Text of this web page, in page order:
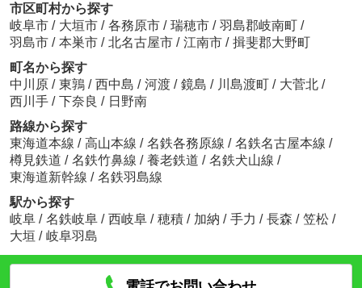
市区町村から探す
岐阜市 / 大垣市 / 各務原市 / 瑞穂市 / 羽島郡岐南町 /
羽島市 / 本巣市 / 北名古屋市 / 江南市 / 揖斐郡大野町
町名から探す
中川原 / 東鶉 / 西中島 / 河渡 / 鏡島 / 川島渡町 / 大菅北 /
西川手 / 下奈良 / 日野南
路線から探す
東海道本線 / 高山本線 / 名鉄各務原線 / 名鉄名古屋本線 /
樽見鉄道 / 名鉄竹鼻線 / 養老鉄道 / 名鉄犬山線 /
東海道新幹線 / 名鉄羽島線
駅から探す
岐阜 / 名鉄岐阜 / 西岐阜 / 穂積 / 加納 / 手力 / 長森 / 笠松 /
大垣 / 岐阜羽島